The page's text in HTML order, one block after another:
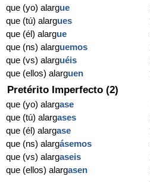
que (yo) alargue
que (tú) alargues
que (él) alargue
que (ns) alarguemos
que (vs) alarguéis
que (ellos) alarguen
Pretérito Imperfecto (2)
que (yo) alargase
que (tú) alargases
que (él) alargase
que (ns) alargásemos
que (vs) alargaseis
que (ellos) alargasen